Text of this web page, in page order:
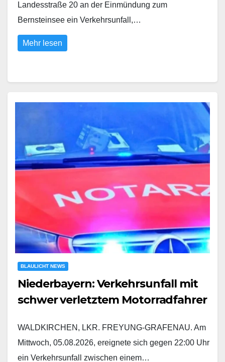
Landesstraße 20 an der Einmündung zum
Bernsteinsee ein Verkehrsunfall,…
Mehr lesen
BLAULICHT NEWS
Niederbayern: Verkehrsunfall mit
schwer verletztem Motorradfahrer
WALDKIRCHEN, LKR. FREYUNG-GRAFENAU. Am
Mittwoch, 05.08.2026, ereignete sich gegen 22:00 Uhr
ein Verkehrsunfall zwischen einem…